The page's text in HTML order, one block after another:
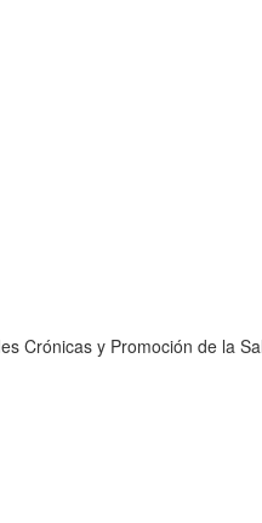
Crónicas y Promoción de la